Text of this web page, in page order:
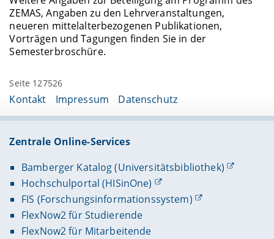
ZEMAS, Angaben zu den Lehrveranstaltungen,
neueren mittelalterbezogenen Publikationen,
Vorträgen und Tagungen finden Sie in der
Semesterbroschüre.
Seite 127526
Kontakt Impressum Datenschutz
Zentrale Online-Services
Bamberger Katalog (Universitätsbibliothek)
Hochschulportal (HISinOne)
FIS (Forschungsinformationssystem)
FlexNow2 für Studierende
FlexNow2 für Mitarbeitende